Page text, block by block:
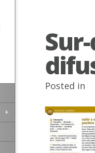
+
Posted in